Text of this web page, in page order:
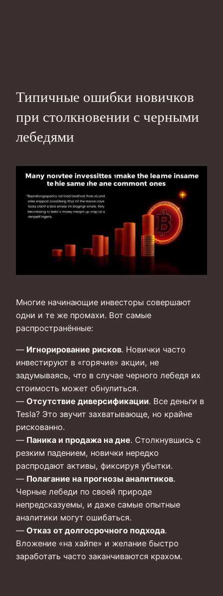
Типичные ошибки новичков
при столкновении с черными
лебедями
Многие начинающие инвесторы совершают
одни и те же промахи. Вот самые
распространённые:
— Игнорирование рисков. Новички часто
инвестируют в «горячие» акции, не
задумываясь, что в случае черного лебедя их
стоимость может обнулиться.
— Отсутствие диверсификации. Все деньги в
Tesla? Это звучит захватывающе, но крайне
рискованно.
— Паника и продажа на дне. Столкнувшись с
резким падением, новички нередко
распродают активы, фиксируя убытки.
— Полагание на прогнозы аналитиков.
Черные лебеди по своей природе
непредсказуемы, и даже самые опытные
аналитики могут ошибаться.
— Отказ от долгосрочного подхода.
Вложение «на хайпе» и желание быстро
заработать часто заканчиваются крахом.